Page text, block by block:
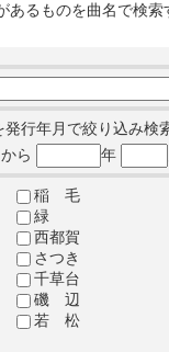
あるものを曲名で検
行年月で絞り込み検
ら 年
稲 毛
緑
西都賀
さつき
千草台
磯 辺
若 松